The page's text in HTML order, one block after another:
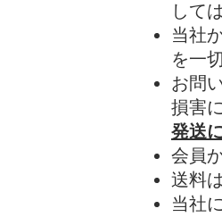
して
当社
を一
お問
損害
発送
会員
送料
当社